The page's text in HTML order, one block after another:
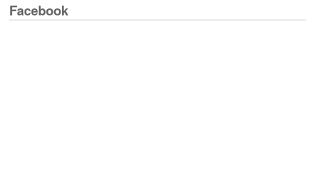
Facebook